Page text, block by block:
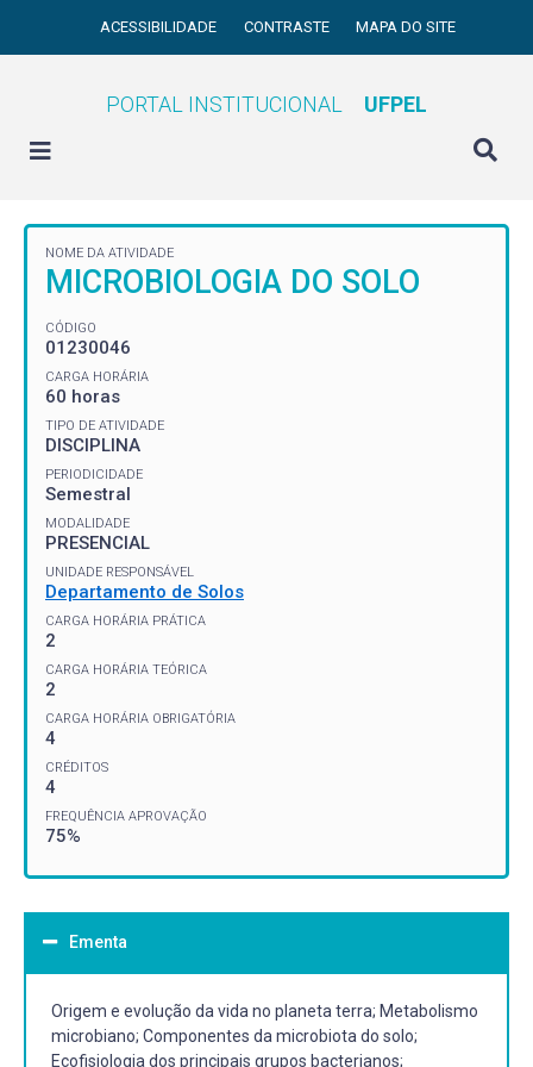
ACESSIBILIDADE CONTRASTE MAPA DO SITE
PORTAL INSTITUCIONAL UFPEL
NOME DA ATIVIDADE
MICROBIOLOGIA DO SOLO
CÓDIGO
01230046
CARGA HORÁRIA
60 horas
TIPO DE ATIVIDADE
DISCIPLINA
PERIODICIDADE
Semestral
MODALIDADE
PRESENCIAL
UNIDADE RESPONSÁVEL
Departamento de Solos
CARGA HORÁRIA PRÁTICA
2
CARGA HORÁRIA TEÓRICA
2
CARGA HORÁRIA OBRIGATÓRIA
4
CRÉDITOS
4
FREQUÊNCIA APROVAÇÃO
75%
Ementa
Origem e evolução da vida no planeta terra; Metabolismo
microbiano; Componentes da microbiota do solo;
Ecofisiologia dos principais grupos bacterianos;